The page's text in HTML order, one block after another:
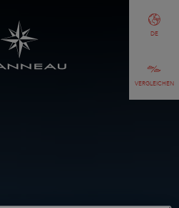
VERGLEICHEN
DE